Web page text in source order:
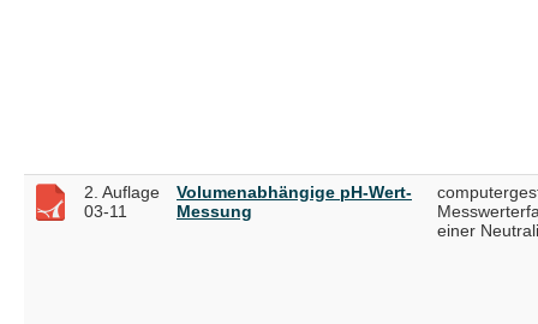
2. Auflage
03-11
Volumenabhängige pH-Wert-
Messung
einer